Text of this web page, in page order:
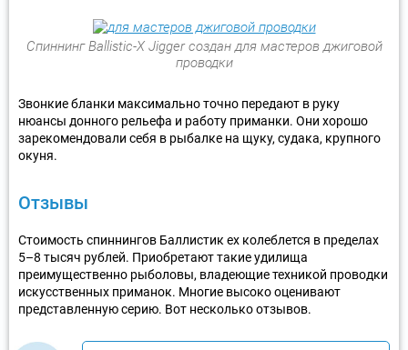
Спиннинг Ballistic-X Jigger создан для мастеров джиговой
проводки
Звонкие бланки максимально точно передают в руку
нюансы донного рельефа и работу приманки. Они хорошо
зарекомендовали себя в рыбалке на щуку, судака, крупного
окуня.
Отзывы
Стоимость спиннингов Баллистик ex колеблется в пределах
5–8 тысяч рублей. Приобретают такие удилища
преимущественно рыболовы, владеющие техникой проводки
искусственных приманок. Многие высоко оценивают
представленную серию. Вот несколько отзывов.